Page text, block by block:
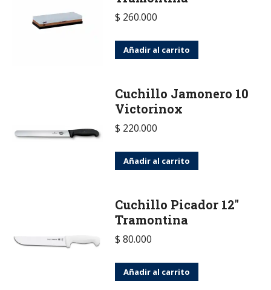
$ 260.000
Añadir al carrito
Cuchillo Jamonero 10
Victorinox
$ 220.000
Añadir al carrito
Cuchillo Picador 12″
Tramontina
$ 80.000
Añadir al carrito